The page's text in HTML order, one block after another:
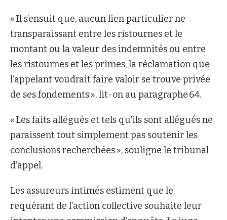
« Il s’ensuit que, aucun lien particulier ne
transparaissant entre les ristournes et le
montant ou la valeur des indemnités ou entre
les ristournes et les primes, la réclamation que
l’appelant voudrait faire valoir se trouve privée
de ses fondements », lit-on au paragraphe 64.
« Les faits allégués et tels qu’ils sont allégués ne
paraissent tout simplement pas soutenir les
conclusions recherchées », souligne le tribunal
d’appel.
Les assureurs intimés estiment que le
requérant de l’action collective souhaite leur